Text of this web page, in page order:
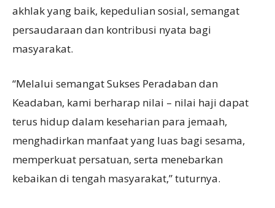
akhlak yang baik, kepedulian sosial, semangat
persaudaraan dan kontribusi nyata bagi
masyarakat.
“Melalui semangat Sukses Peradaban dan
Keadaban, kami berharap nilai – nilai haji dapat
terus hidup dalam keseharian para jemaah,
menghadirkan manfaat yang luas bagi sesama,
memperkuat persatuan, serta menebarkan
kebaikan di tengah masyarakat,” tuturnya.